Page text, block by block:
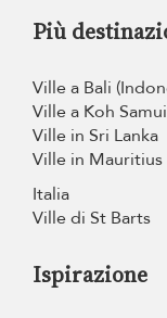
Più
Ville a Bali
Ville a Koh
Ville in Sri Lanka
Ville in Mauritius
Italia
Ville di St Barts
Ispirazione